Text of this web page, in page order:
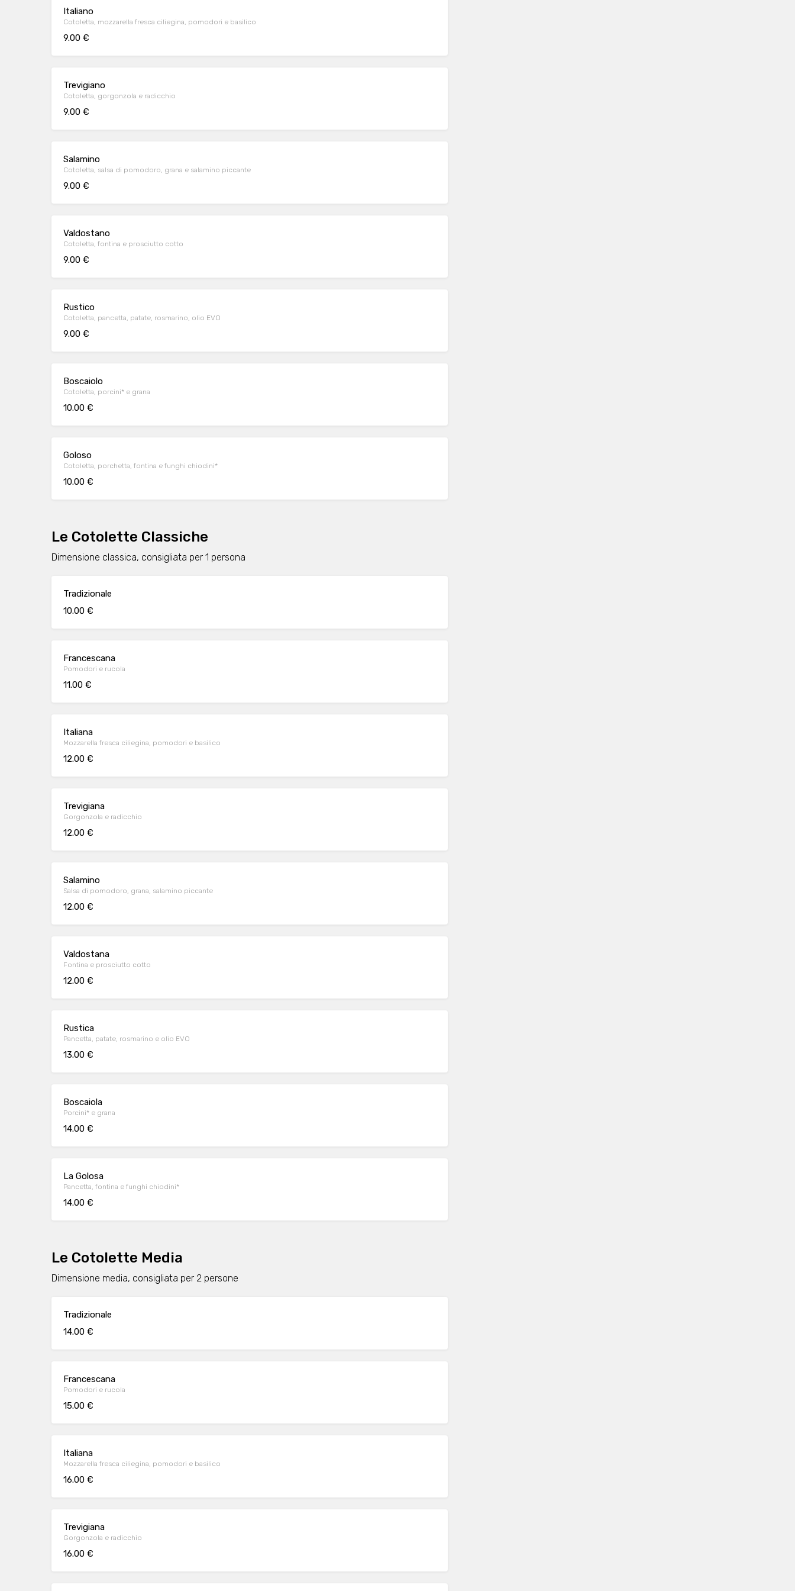
Italiano
Cotoletta, mozzarella fresca ciliegina, pomodori e basilico
9.00 €
Trevigiano
Cotoletta, gorgonzola e radicchio
9.00 €
Salamino
Cotoletta, salsa di pomodoro, grana e salamino piccante
9.00 €
Valdostano
Cotoletta, fontina e prosciutto cotto
9.00 €
Rustico
Cotoletta, pancetta, patate, rosmarino, olio EVO
9.00 €
Boscaiolo
Cotoletta, porcini* e grana
10.00 €
Goloso
Cotoletta, porchetta, fontina e funghi chiodini*
10.00 €
Le Cotolette Classiche
Dimensione classica, consigliata per 1 persona
Tradizionale
10.00 €
Francescana
Pomodori e rucola
11.00 €
Italiana
Mozzarella fresca ciliegina, pomodori e basilico
12.00 €
Trevigiana
Gorgonzola e radicchio
12.00 €
Salamino
Salsa di pomodoro, grana, salamino piccante
12.00 €
Valdostana
Fontina e prosciutto cotto
12.00 €
Rustica
Pancetta, patate, rosmarino e olio EVO
13.00 €
Boscaiola
Porcini* e grana
14.00 €
La Golosa
Pancetta, fontina e funghi chiodini*
14.00 €
Le Cotolette Media
Dimensione media, consigliata per 2 persone
Tradizionale
14.00 €
Francescana
Pomodori e rucola
15.00 €
Italiana
Mozzarella fresca ciliegina, pomodori e basilico
16.00 €
Trevigiana
Gorgonzola e radicchio
16.00 €